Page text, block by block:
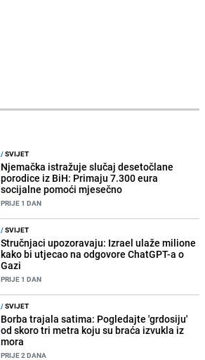
/SVIJET
Njemačka istražuje slučaj desetočlane
porodice iz BiH: Primaju 7.300 eura
socijalne pomoći mjesečno
PRIJE 1 DAN
/SVIJET
Stručnjaci upozoravaju: Izrael ulaže milione
kako bi utjecao na odgovore ChatGPT-a o
Gazi
PRIJE 1 DAN
/SVIJET
Borba trajala satima: Pogledajte 'grdosiju'
od skoro tri metra koju su braća izvukla iz
mora
PRIJE 2 DANA